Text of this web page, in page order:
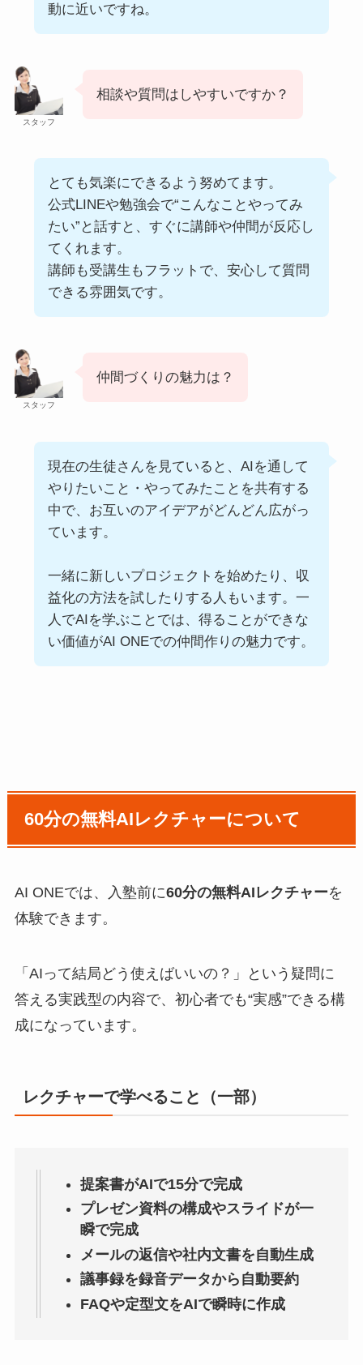
動に近いですね。
スタッフ
相談や質問はしやすいですか？
とても気楽にできるよう努めてます。
公式LINEや勉強会で“こんなことやってみ
たい”と話すと、すぐに講師や仲間が反応し
てくれます。
講師も受講生もフラットで、安心して質問
できる雰囲気です。
スタッフ
仲間づくりの魅力は？
現在の生徒さんを見ていると、AIを通して
やりたいこと・やってみたことを共有する
中で、お互いのアイデアがどんどん広がっ
ています。
一緒に新しいプロジェクトを始めたり、収
益化の方法を試したりする人もいます。一
人でAIを学ぶことでは、得ることができな
い価値がAI ONEでの仲間作りの魅力です。
60分の無料AIレクチャーについて
AI ONEでは、入塾前に60分の無料AIレクチャーを
体験できます。
「AIって結局どう使えばいいの？」という疑問に
答える実践型の内容で、初心者でも“実感”できる構
成になっています。
レクチャーで学べること（一部）
提案書がAIで15分で完成
プレゼン資料の構成やスライドが一
瞬で完成
メールの返信や社内文書を自動生成
議事録を録音データから自動要約
FAQや定型文をAIで瞬時に作成